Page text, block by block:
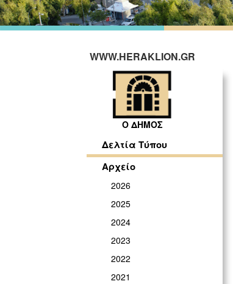
WWW.HERAKLION.GR
Ο ΔΗΜΟΣ
Δελτία Τύπου
Αρχείο
2026
2025
2024
2023
2022
2021